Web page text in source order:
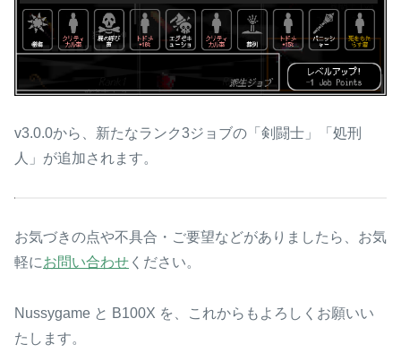
v3.0.0から、新たなランク3ジョブの「剣闘士」「処刑
人」が追加されます。
お気づきの点や不具合・ご要望などがありましたら、お気
軽にお問い合わせ ください。
Nussygame と B100X を、これからもよろしくお願いい
たします。